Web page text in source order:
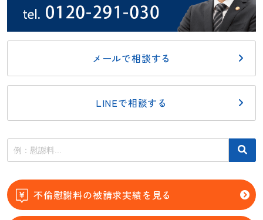
メールで相談する
LINEで相談する
不倫慰謝料の被請求実績を見る